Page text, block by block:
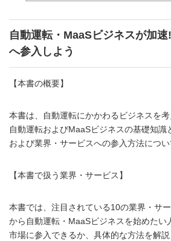
自動運転・MaaSビジネスが加
へ参入しよう
【本書の概要】
本書は、自動運転にかかわるビジネスを考
自動運転およびMaaSビジネスの基礎知識
および業界・サービスへの参入方法につい
【本書で扱う業界・サービス】
本書では、注目されている10の業界・サ
から自動運転・MaaSビジネスを始めたい
市場に参入できるか、具体的な方法を解説